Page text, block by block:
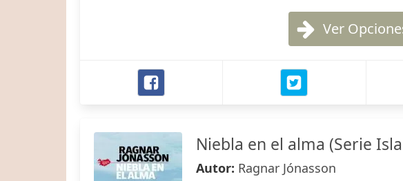
Ver
Niebla en el alma (Serie
Autor: Ragnar Jónasson